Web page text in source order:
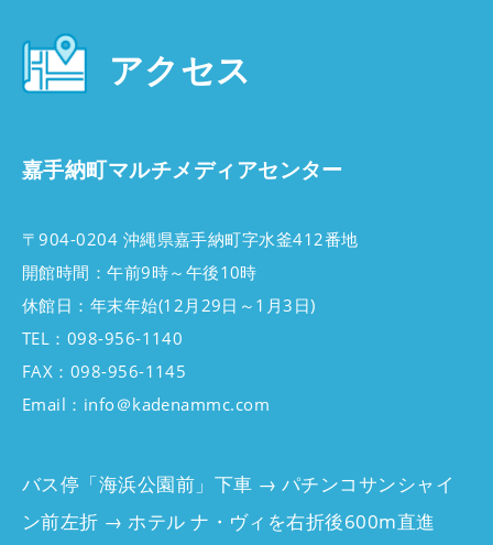
アクセス
嘉手納町マルチメディアセンター
〒904-0204 沖縄県嘉手納町字水釜412番地
開館時間：午前9時～午後10時
休館日：年末年始(12月29日～1月3日)
TEL：098-956-1140
FAX：098-956-1145
Email：info＠kadenammc.com
バス停「海浜公園前」下車 → パチンコサンシャイ
ン前左折 → ホテル ナ・ヴィを右折後600m直進